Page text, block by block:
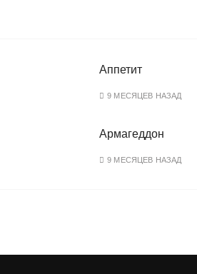
Аппетит
9 МЕСЯЦЕВ НАЗАД
Армагеддон
9 МЕСЯЦЕВ НАЗАД